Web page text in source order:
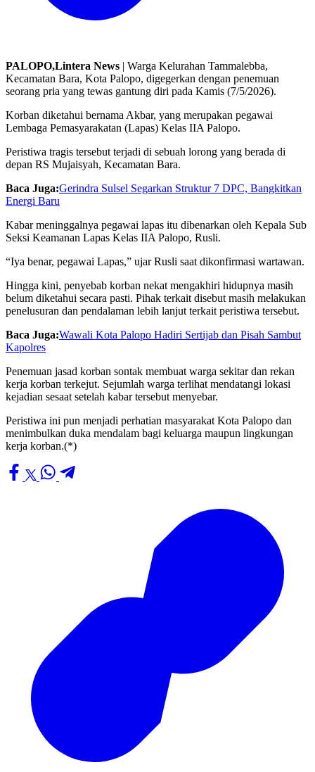
PALOPO,Lintera News | Warga Kelurahan Tammalebba,
Kecamatan Bara, Kota Palopo, digegerkan dengan penemuan
seorang pria yang tewas gantung diri pada Kamis (7/5/2026).
Korban diketahui bernama Akbar, yang merupakan pegawai
Lembaga Pemasyarakatan (Lapas) Kelas IIA Palopo.
Peristiwa tragis tersebut terjadi di sebuah lorong yang berada di
depan RS Mujaisyah, Kecamatan Bara.
Baca Juga:Gerindra Sulsel Segarkan Struktur 7 DPC, Bangkitkan
Energi Baru
Kabar meninggalnya pegawai lapas itu dibenarkan oleh Kepala Sub
Seksi Keamanan Lapas Kelas IIA Palopo, Rusli.
“Iya benar, pegawai Lapas,” ujar Rusli saat dikonfirmasi wartawan.
Hingga kini, penyebab korban nekat mengakhiri hidupnya masih
belum diketahui secara pasti. Pihak terkait disebut masih melakukan
penelusuran dan pendalaman lebih lanjut terkait peristiwa tersebut.
Baca Juga:Wawali Kota Palopo Hadiri Sertijab dan Pisah Sambut
Kapolres
Penemuan jasad korban sontak membuat warga sekitar dan rekan
kerja korban terkejut. Sejumlah warga terlihat mendatangi lokasi
kejadian sesaat setelah kabar tersebut menyebar.
Peristiwa ini pun menjadi perhatian masyarakat Kota Palopo dan
menimbulkan duka mendalam bagi keluarga maupun lingkungan
kerja korban.(*)